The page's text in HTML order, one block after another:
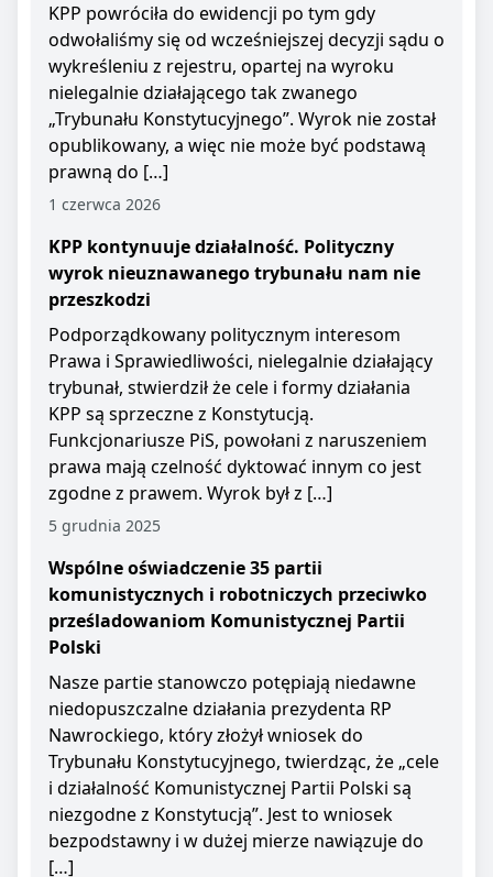
KPP powróciła do ewidencji po tym gdy
odwołaliśmy się od wcześniejszej decyzji sądu o
wykreśleniu z rejestru, opartej na wyroku
nielegalnie działającego tak zwanego
„Trybunału Konstytucyjnego”. Wyrok nie został
opublikowany, a więc nie może być podstawą
prawną do […]
1 czerwca 2026
KPP kontynuuje działalność. Polityczny
wyrok nieuznawanego trybunału nam nie
przeszkodzi
Podporządkowany politycznym interesom
Prawa i Sprawiedliwości, nielegalnie działający
trybunał, stwierdził że cele i formy działania
KPP są sprzeczne z Konstytucją.
Funkcjonariusze PiS, powołani z naruszeniem
prawa mają czelność dyktować innym co jest
zgodne z prawem. Wyrok był z […]
5 grudnia 2025
Wspólne oświadczenie 35 partii
komunistycznych i robotniczych przeciwko
prześladowaniom Komunistycznej Partii
Polski
Nasze partie stanowczo potępiają niedawne
niedopuszczalne działania prezydenta RP
Nawrockiego, który złożył wniosek do
Trybunału Konstytucyjnego, twierdząc, że „cele
i działalność Komunistycznej Partii Polski są
niezgodne z Konstytucją”. Jest to wniosek
bezpodstawny i w dużej mierze nawiązuje do
[…]